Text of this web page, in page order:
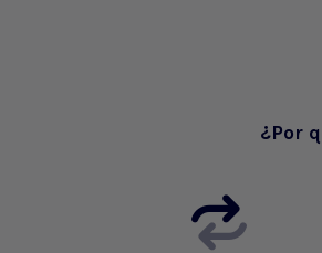
¿Por